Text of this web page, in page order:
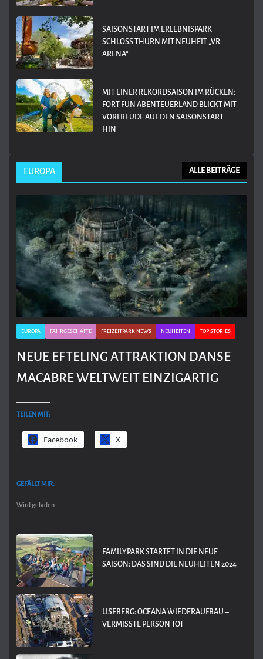
SAISONSTART IM ERLEBNISPARK
SCHLOSS THURN MIT NEUHEIT „VR
ARENA“
MIT EINER REKORDSAISON IM RÜCKEN:
FORT FUN ABENTEUERLAND BLICKT MIT
VORFREUDE AUF DEN SAISONSTART
HIN
EUROPA ALLE BEITRÄGE
EUROPA FAHRGESCHÄFTE FREIZEITPARK NEWS NEUHEITEN TOP STORIES
NEUE EFTELING ATTRAKTION DANSE
MACABRE WELTWEIT EINZIGARTIG
TEILEN MIT:
Facebook X
GEFÄLLT MIR:
Wird geladen …
FAMILYPARK STARTET IN DIE NEUE
SAISON: DAS SIND DIE NEUHEITEN 2024
LISEBERG: OCEANA WIEDERAUFBAU –
VERMISSTE PERSON TOT